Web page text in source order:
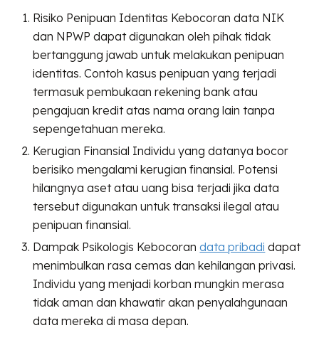
Risiko Penipuan Identitas Kebocoran data NIK
dan NPWP dapat digunakan oleh pihak tidak
bertanggung jawab untuk melakukan penipuan
identitas. Contoh kasus penipuan yang terjadi
termasuk pembukaan rekening bank atau
pengajuan kredit atas nama orang lain tanpa
sepengetahuan mereka.
Kerugian Finansial Individu yang datanya bocor
berisiko mengalami kerugian finansial. Potensi
hilangnya aset atau uang bisa terjadi jika data
tersebut digunakan untuk transaksi ilegal atau
penipuan finansial.
Dampak Psikologis Kebocorandata pribadi dapat
menimbulkan rasa cemas dan kehilangan privasi.
Individu yang menjadi korban mungkin merasa
tidak aman dan khawatir akan penyalahgunaan
data mereka di masa depan.